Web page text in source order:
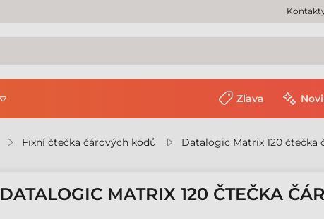
Zľava
Fixní čtečka čárových kódů Datalogic Matrix 120 čtečka
DATALOGIC MATRIX 120 ČTEČKA